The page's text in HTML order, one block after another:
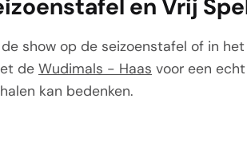
en Vrij
show op de seizoenstafel of in
de Wudimals - Haas voor een
kan bedenken.